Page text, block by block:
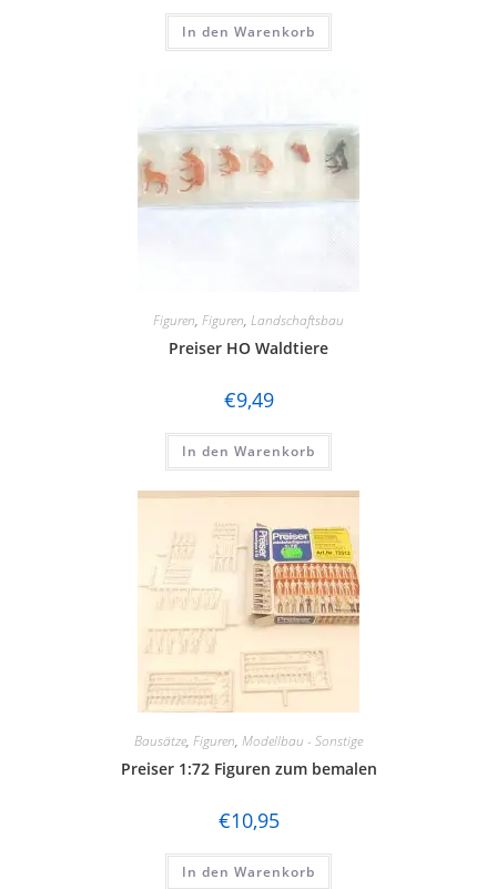
In den Warenkorb
Figuren, Figuren, Landschaftsbau
Preiser HO Waldtiere
€9,49
In den Warenkorb
Bausätze, Figuren, Modellbau - Sonstige
Preiser 1:72 Figuren zum bemalen
€10,95
In den Warenkorb